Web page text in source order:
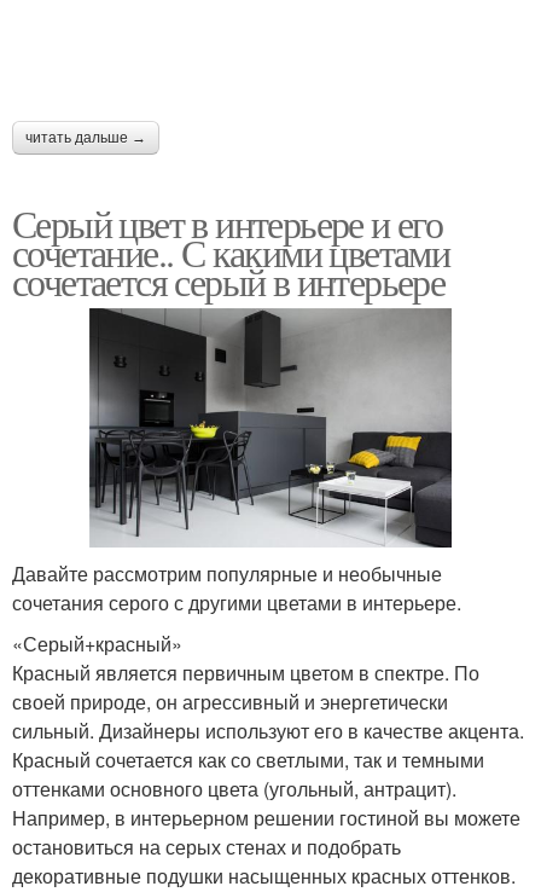
читать дальше →
Серый цвет в интерьере и его
сочетание.. С какими цветами
сочетается серый в интерьере
Давайте рассмотрим популярные и необычные
сочетания серого с другими цветами в интерьере.
«Серый+красный»
Красный является первичным цветом в спектре. По
своей природе, он агрессивный и энергетически
сильный. Дизайнеры используют его в качестве акцента.
Красный сочетается как со светлыми, так и темными
оттенками основного цвета (угольный, антрацит).
Например, в интерьерном решении гостиной вы можете
остановиться на серых стенах и подобрать
декоративные подушки насыщенных красных оттенков.